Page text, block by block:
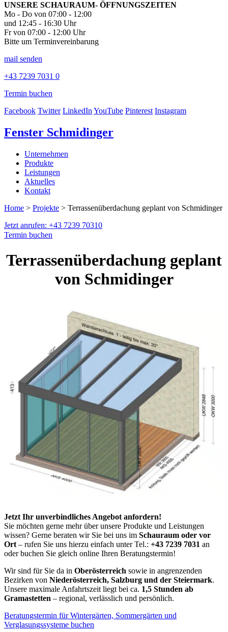
UNSERE SCHAURAUM- ÖFFNUNGSZEITEN
Mo - Do von 07:00 - 12:00
und 12:45 - 16:30 Uhr
Fr von 07:00 - 12:00 Uhr
Bitte um Terminvereinbarung
mail senden
+43 7239 7031 0
Termin buchen
Facebook Twitter LinkedInYouTube Pinterest Instagram
Fenster Schmidinger
Unternehmen
Produkte
Leistungen
Aktuelles
Kontakt
Home > Projekte > Terrassenüberdachung geplant von Schmidinger
Jetzt anrufen: +43 7239 70310
Termin buchen
Terrassenüberdachung geplant
von Schmidinger
Jetzt Ihr unverbindliches Angebot anfordern!
Sie möchten gerne mehr über unsere Produkte und Leistungen
wissen? Gerne beraten wir Sie bei uns im Schauraum oder vor
Ort – rufen Sie uns hierzu einfach unter Tel.: +43 7239 7031 an
oder buchen Sie gleich online Ihren Beratungstermin!
Wir sind für Sie da in Oberösterreich sowie in angrenzenden
Bezirken von Niederösterreich, Salzburg und der Steiermark.
Unsere maximale Anfahrtszeit liegt bei ca. 1,5 Stunden ab
Gramastetten – regional, verlässlich und persönlich.
Beratungstermin für Wintergärten, Sommergärten und
Verglasungssysteme buchen